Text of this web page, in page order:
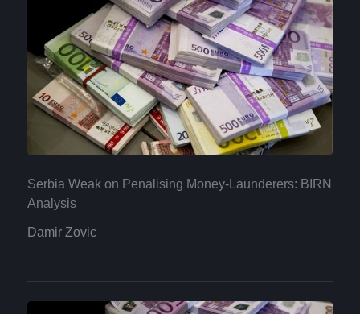
Serbia Weak on Penalising Money-Launderers: BIRN
Analysis
Damir Zovic